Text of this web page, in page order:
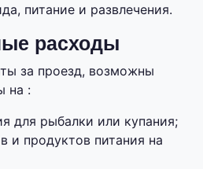
питание и развлечения.
расходы
за проезд, возможны
на :
для рыбалки или купания;
и продуктов питания на